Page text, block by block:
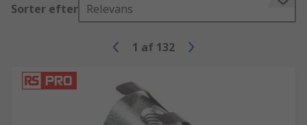
Sorter efter Relevans
1 af 132